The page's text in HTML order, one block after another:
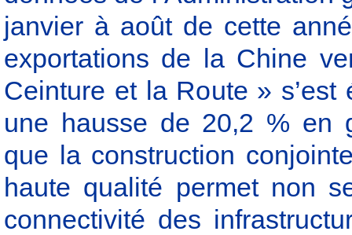
janvier à août de cette
exportations de la Chine
Ceinture et la Route »
une hausse de 20,2 % en
que la construction
haute qualité permet non
connectivité des